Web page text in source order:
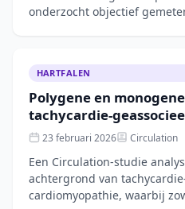
onderzocht objectief
HARTFALEN
Polygene en
tachycardie-
23 februari 2026 Circulation
Een Circulation-studie
achtergrond van
cardiomyopathie, waarbij